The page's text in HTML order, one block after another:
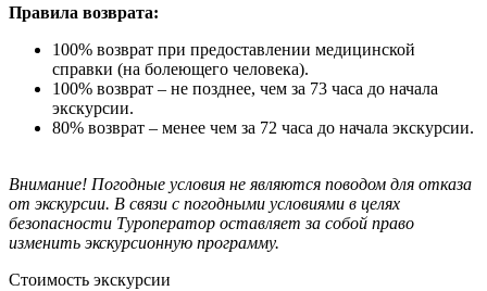
Правила возврата:
100% возврат при предоставлении медицинской
справки (на болеющего человека).
100% возврат – не позднее, чем за 73 часа до начала
экскурсии.
80% возврат – менее чем за 72 часа до начала экскурсии.
Внимание! Погодные условия не являются поводом для отказа
от экскурсии. В связи с погодными условиями в целях
безопасности Туроператор оставляет за собой право
изменить экскурсионную программу.
Стоимость экскурсии